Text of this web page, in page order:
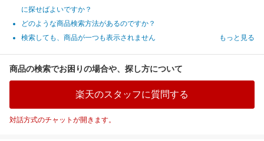
に探せばよいですか？
どのような商品検索方法があるのですか？
検索しても、商品が一つも表示されません
もっと見る
商品の検索でお困りの場合や、探し方について
楽天のスタッフに質問する
対話方式のチャットが開きます。